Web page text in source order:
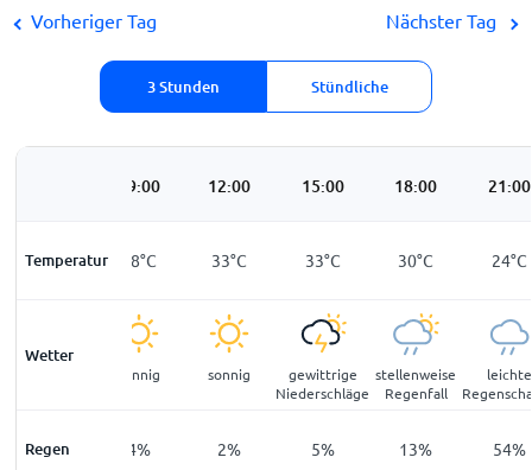
Vorheriger Tag
3 Stunden Stündliche
Nächster Tag
09:00 12:00 15:00 18:00 21:00
Temperatur
23°C 28°C 33°C 33°C 30°C 24°C
Wetter
sonnig sonnig
gewittrige
Niederschläge
stellenweise
Regenfall
leichte
Regen
9% 4% 2% 5% 13% 54%